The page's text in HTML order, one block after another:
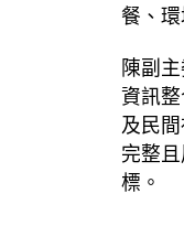
餐、
陳副
資訊
及民
完整
標。